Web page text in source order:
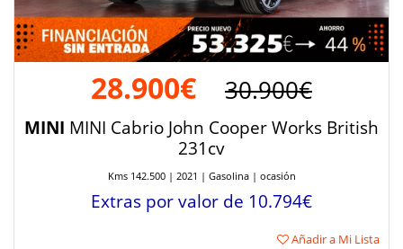
28.900€ 30.900€
MINI MINI Cabrio John Cooper Works British
231cv
Kms 142.500 | 2021 | Gasolina | ocasión
Extras por valor de 10.794€
Añadir a Mi Lista